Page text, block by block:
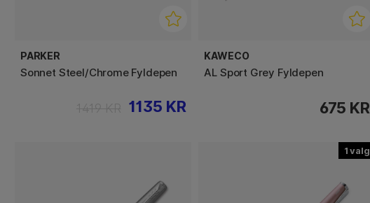
PARKER
Sonnet Steel/Chrome Fyldepen
1135 KR
KAWECO
AL Sport Grey Fyldepen
675 KR
1